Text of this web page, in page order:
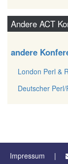
Andere ACT
andere
London Perl &
Deutscher
Impressum